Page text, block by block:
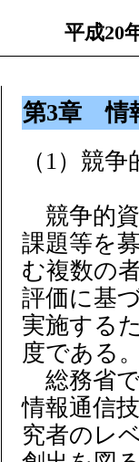
平成20
第3章 情
（1）競
競争的資
課題等を
む複数の
評価に基
実施する
度である
総務省
情報通信
究者のレ